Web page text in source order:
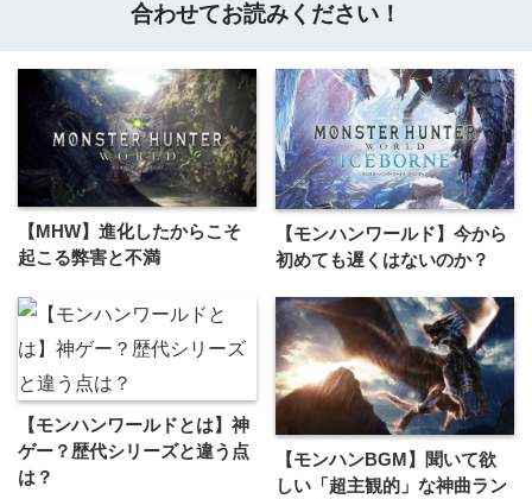
合わせてお読みください！
【MHW】進化したからこそ
起こる弊害と不満
【モンハンワールド】今から
初めても遅くはないのか？
【モンハンワールドとは】神
ゲー？歴代シリーズと違う点
は？
【モンハンBGM】聞いて欲
しい「超主観的」な神曲ラン